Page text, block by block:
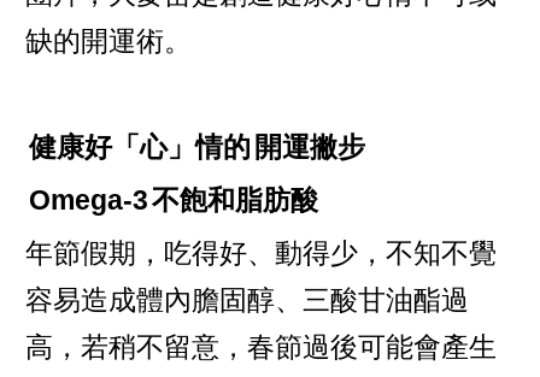
缺的開運術。
健康好「心」情的 開運撇步
Omega-3不飽和脂肪酸
年節假期，吃得好、動得少，不知不覺
容易造成體內膽固醇、三酸甘油酯過
高，若稍不留意，春節過後可能會產生